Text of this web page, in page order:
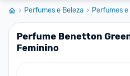
Perfumes e Beleza Perfumes
Perfume Benetton
Feminino